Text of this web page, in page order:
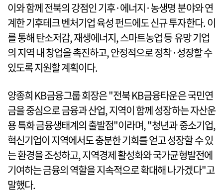
이와 함께 전북의 강점인 기후·에너지·농생명 분야와 연
계한 기후테크 벤처기업 육성 펀드에도 신규 투자한다. 이
를 통해 탄소저감, 재생에너지, 스마트농업 등 유망 기업
의 지역 내 창업을 촉진하고, 안정적으로 정착·성장할 수
있도록 지원할 계획이다.
양종희 KB금융그룹 회장은 "전북 KB금융타운은 국민연
금을 중심으로 금융과 산업, 지역이 함께 성장하는 자산운
용 특화 금융생태계의 출발점"이라며, "청년과 중소기업,
혁신기업이 지역에서도 충분한 기회를 얻고 성장할 수 있
는 환경을 조성하고, 지역경제 활성화와 국가균형발전에
기여하는 금융의 역할을 지속적으로 확대해 나가겠다"고
말했다.